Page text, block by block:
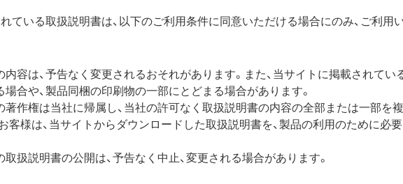
ている取扱説明書は、以下のご利用条件に同意いただける場合にのみ、ご利用
容は、予告なく変更されるおそれがあります。また、当サイトに掲載されてい
合や、製品同梱の印刷物の一部にとどまる場合があります。
作権は当社に帰属し、当社の許可なく取扱説明書の内容の全部または一部を
客様は、当サイトからダウンロードした取扱説明書を、製品の利用のために必
扱説明書の公開は、予告なく中止、変更される場合があります。